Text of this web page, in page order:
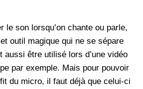
le son lorsqu’on chante ou parle,
outil magique qui ne se sépare
aussi être utilisé lors d’une vidéo
par exemple. Mais pour pouvoir
du micro, il faut déjà que celui-ci